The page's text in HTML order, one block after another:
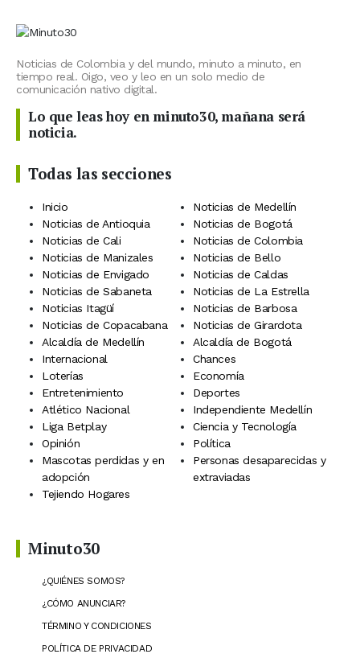
Noticias de Colombia y del mundo, minuto a minuto, en
tiempo real. Oigo, veo y leo en un solo medio de
comunicación nativo digital.
Lo que leas hoy en minuto30, mañana será
noticia.
Todas las secciones
Inicio
Noticias de Medellín
Noticias de Antioquia
Noticias de Bogotá
Noticias de Cali
Noticias de Colombia
Noticias de Manizales
Noticias de Bello
Noticias de Envigado
Noticias de Caldas
Noticias de Sabaneta
Noticias de La Estrella
Noticias Itagüí
Noticias de Barbosa
Noticias de Copacabana
Noticias de Girardota
Alcaldía de Medellín
Alcaldía de Bogotá
Internacional
Chances
Loterías
Economía
Entretenimiento
Deportes
Atlético Nacional
Independiente Medellín
Liga Betplay
Ciencia y Tecnología
Opinión
Política
Mascotas perdidas y en
adopción
Personas desaparecidas y
extraviadas
Tejiendo Hogares
Minuto30
¿QUIÉNES SOMOS?
¿CÓMO ANUNCIAR?
TÉRMINO Y CONDICIONES
POLÍTICA DE PRIVACIDAD